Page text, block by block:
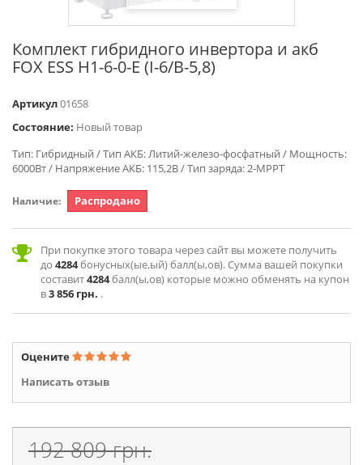
Комплект гибридного инвертора и акб
FOX ESS H1-6-0-E (I-6/B-5,8)
Артикул01658
Состояние: Новый товар
Тип: Гибридный / Тип АКБ: Литий-железо-фосфатный / Мощность:
6000Вт / Напряжение АКБ: 115,2В / Тип заряда: 2-МРРТ
Наличие: Распродано
При покупке этого товара через сайт вы можете получить
до 4284бонусных(ые,ый) балл(ы,ов). Сумма вашей покупки
составит4284балл(ы,ов) которые можно обменять на купон
в3 856 грн. .
Оцените
Написать отзыв
192 809 грн.